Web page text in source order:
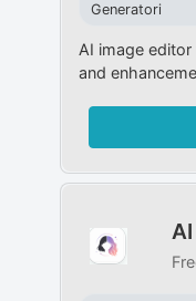
Generatori
AI image
and